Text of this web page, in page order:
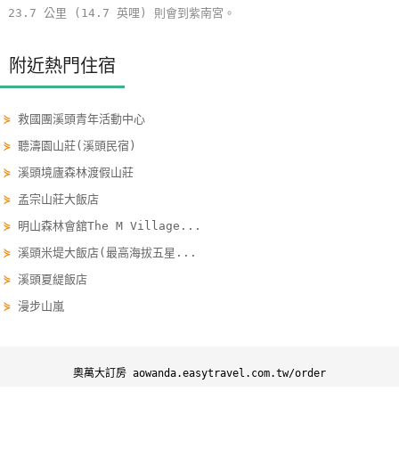
玩
玩
樂
地
顧
客
服
顧
23.7 公里 (14.7 英哩) 則會到紫南宮。
附近熱門住宿
⋟救國團溪頭青年活動中心
⋟聽濤園山莊(溪頭民宿)
⋟溪頭境廬森林渡假山莊
⋟ 孟宗山莊大飯店
⋟ 明山森林會舘The M Village...
⋟溪頭米堤大飯店(最高海拔五星...
⋟溪頭夏緹飯店
⋟漫步山嵐
奧萬大訂房 aowanda.easytravel.com.tw/order